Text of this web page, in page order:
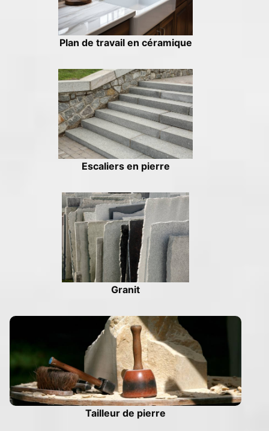
Plan de travail en céramique
Escaliers en pierre
Granit
Tailleur de pierre